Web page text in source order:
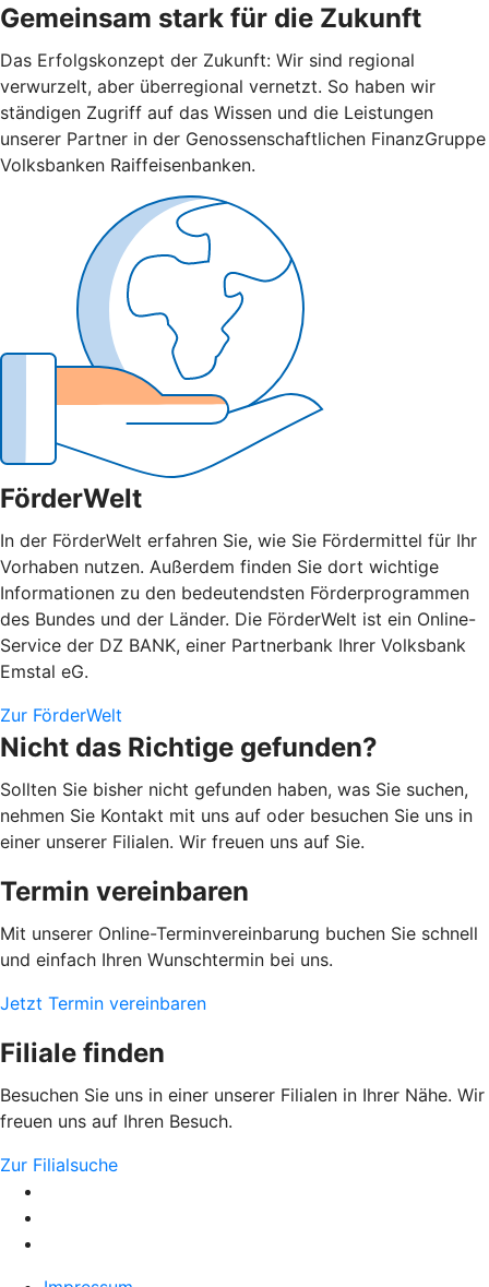
Gemeinsam stark für die Zukunft
Das Erfolgskonzept der Zukunft: Wir sind regional
verwurzelt, aber überregional vernetzt. So haben wir
ständigen Zugriff auf das Wissen und die Leistungen
unserer Partner in der Genossenschaftlichen FinanzGruppe
Volksbanken Raiffeisenbanken.
FörderWelt
In der FörderWelt erfahren Sie, wie Sie Fördermittel für Ihr
Vorhaben nutzen. Außerdem finden Sie dort wichtige
Informationen zu den bedeutendsten Förderprogrammen
des Bundes und der Länder. Die FörderWelt ist ein Online-
Service der DZ BANK, einer Partnerbank Ihrer Volksbank
Emstal eG.
Zur FörderWelt
Nicht das Richtige gefunden?
Sollten Sie bisher nicht gefunden haben, was Sie suchen,
nehmen Sie Kontakt mit uns auf oder besuchen Sie uns in
einer unserer Filialen. Wir freuen uns auf Sie.
Termin vereinbaren
Mit unserer Online-Terminvereinbarung buchen Sie schnell
und einfach Ihren Wunschtermin bei uns.
Jetzt Termin vereinbaren
Filiale finden
Besuchen Sie uns in einer unserer Filialen in Ihrer Nähe. Wir
freuen uns auf Ihren Besuch.
Zur Filialsuche